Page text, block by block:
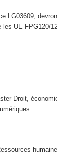
LG03609,
UE FPG120/
Droit,